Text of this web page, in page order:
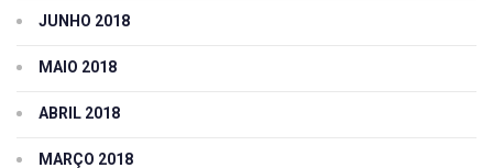
JUNHO 2018
MAIO 2018
ABRIL 2018
MARÇO 2018